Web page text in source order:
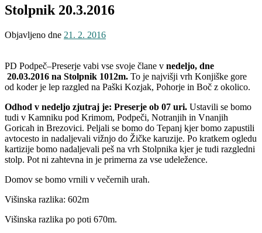
Stolpnik 20.3.2016
Objavljeno dne 21. 2. 2016
PD Podpeč–Preserje vabi vse svoje člane v nedeljo, dne
20.03.2016 na Stolpnik 1012m. To je najvišji vrh Konjiške gore
od koder je lep razgled na Paški Kozjak, Pohorje in Boč z okolico.
Odhod v nedeljo zjutraj je: Preserje ob 07 uri. Ustavili se bomo
tudi v Kamniku pod Krimom, Podpeči, Notranjih in Vnanjih
Goricah in Brezovici. Peljali se bomo do Tepanj kjer bomo zapustili
avtocesto in nadaljevali vižnjo do Žičke karuzije. Po kratkem ogledu
kartizije bomo nadaljevali peš na vrh Stolpnika kjer je tudi razgledni
stolp. Pot ni zahtevna in je primerna za vse udeležence.
Domov se bomo vrnili v večernih urah.
Višinska razlika: 602m
Višinska razlika po poti 670m.